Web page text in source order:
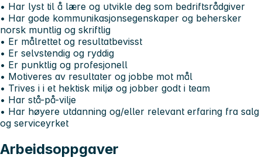
• Har lyst til å lære og utvikle deg som bedriftsrådgiver
• Har gode kommunikasjonsegenskaper og behersker
norsk muntlig og skriftlig
• Er målrettet og resultatbevisst
• Er selvstendig og ryddig
• Er punktlig og profesjonell
• Motiveres av resultater og jobbe mot mål
• Trives i i et hektisk miljø og jobber godt i team
• Har stå-på-vilje
• Har høyere utdanning og/eller relevant erfaring fra salg
og serviceyrket
Arbeidsoppgaver